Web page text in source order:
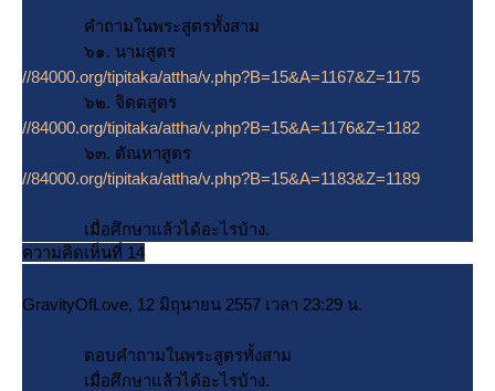
คำถามในพระสูตรทั้งสาม
๖๑. นามสูตร
//84000.org/tipitaka/attha/v.php?B=15&A=1167&Z=1175
๖๒. จิตตสูตร
//84000.org/tipitaka/attha/v.php?B=15&A=1176&Z=1182
๖๓. ตัณหาสูตร
//84000.org/tipitaka/attha/v.php?B=15&A=1183&Z=1189
เมื่อศึกษาแล้วได้อะไรบ้าง.
ความคิดเห็นที่ 14
GravityOfLove, 12 มิถุนายน 2557 เวลา 23:29 น.
ตอบคำถามในพระสูตรทั้งสาม
เมื่อศึกษาแล้วได้อะไรบ้าง.